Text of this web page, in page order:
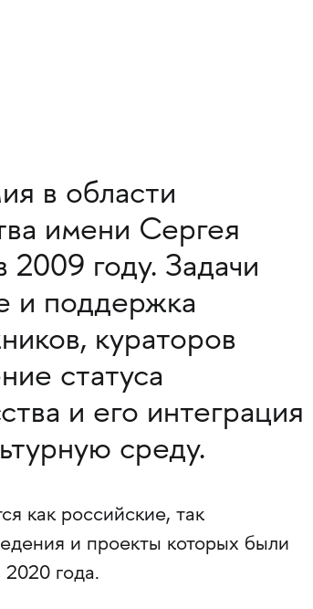
в области
имени Сергея
году. Задачи
и поддержка
кураторов
статуса
и его интеграция
среду.
как российские, так
и проекты которых были
года.